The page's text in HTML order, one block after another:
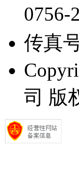
0756-
传真
司 版